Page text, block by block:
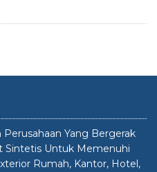
Yang Bergerak
Sintetis Untuk Memenuhi
Rumah, Kantor, Hotel,